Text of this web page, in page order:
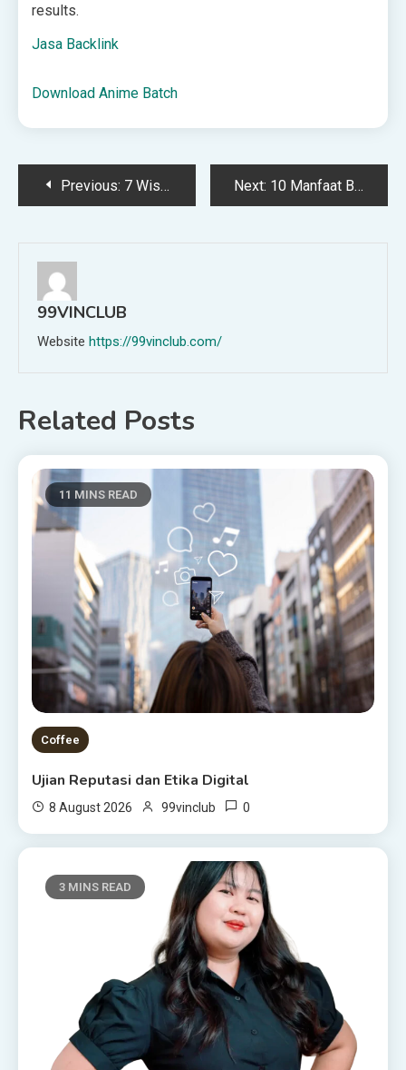
results.
Jasa Backlink
Download Anime Batch
PostPrevious: 7 Wisata Sungai di Malang Buat Healing Air Jernih Alam Asri Next: 10 Manfaat Blog Bisnis untuk Media Branding & Awareness Brand
99VINCLUB
Website https://99vinclub.com/
Related Posts
11 MINS READ
Coffee
Ujian Reputasi dan Etika Digital
8 August 2026 99vinclub 0
3 MINS READ